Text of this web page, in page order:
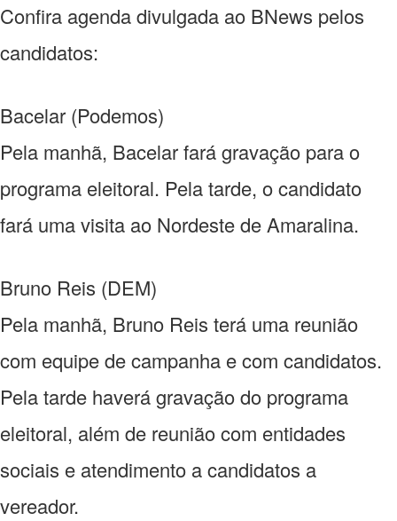
Confira agenda divulgada ao BNews pelos
candidatos:
Bacelar (Podemos)
Pela manhã, Bacelar fará gravação para o
programa eleitoral. Pela tarde, o candidato
fará uma visita ao Nordeste de Amaralina.
Bruno Reis (DEM)
Pela manhã, Bruno Reis terá uma reunião
com equipe de campanha e com candidatos.
Pela tarde haverá gravação do programa
eleitoral, além de reunião com entidades
sociais e atendimento a candidatos a
vereador.